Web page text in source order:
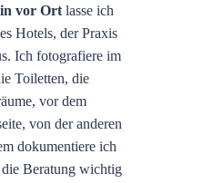
vor Ort lasse ich
Hotels, der Praxis
Ich fotografiere im
Toiletten, die
vor dem
von der anderen
dokumentiere ich
Beratung wichtig